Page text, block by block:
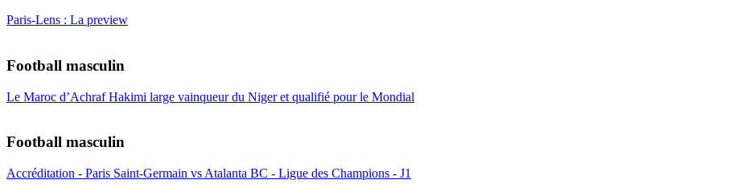
Paris-Lens : La preview
Football masculin
Le Maroc d’Achraf Hakimi large vainqueur du Niger et qualifié pour le Mondial
Football masculin
Accréditation - Paris Saint-Germain vs Atalanta BC - Ligue des Champions - J1